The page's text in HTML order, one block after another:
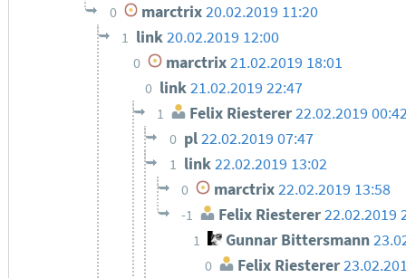
0 marctrix20.02.2019 11:20
1 link20.02.2019 12:00
0 marctrix21.02.2019 18:01
0 link21.02.2019 22:47
1 Felix Riesterer22.02.2019
0 pl22.02.2019 07:47
1 link22.02.2019 13:02
0 marctrix 22.02.2019 13:58
-1 Felix Riesterer 22.02.2019
1 Gunnar Bittersmann
0 Felix Riesterer